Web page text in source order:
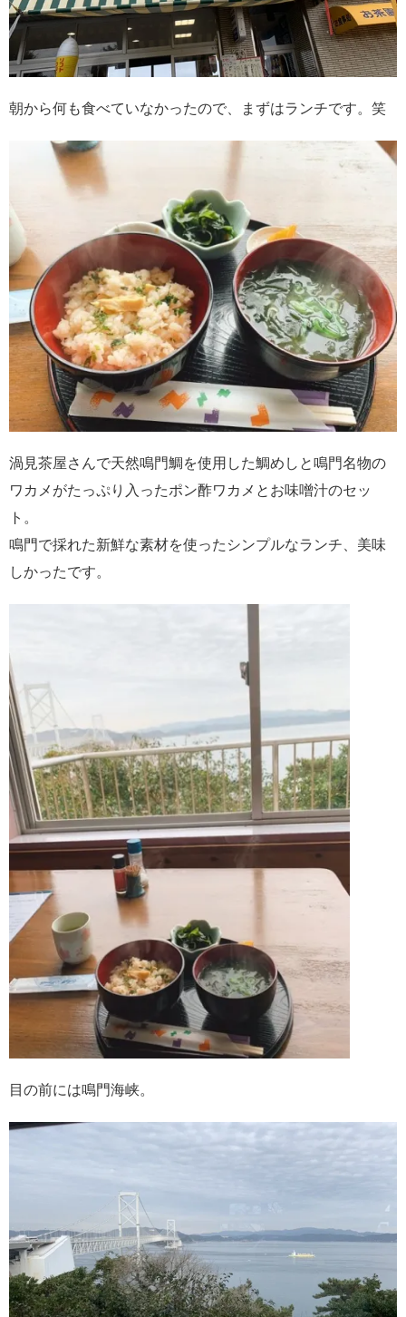
朝から何も食べていなかったので、まずはランチです。笑
渦見茶屋さんで天然鳴門鯛を使用した鯛めしと鳴門名物の
ワカメがたっぷり入ったポン酢ワカメとお味噌汁のセッ
ト。
鳴門で採れた新鮮な素材を使ったシンプルなランチ、美味
しかったです。
目の前には鳴門海峡。